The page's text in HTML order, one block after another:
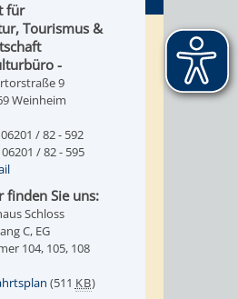
für
Tourismus &
-
9
Weinheim
/ 82 - 592
06201 / 82 - 595
finden Sie uns:
Schloss
C, EG
104, 105, 108
(511 KB)